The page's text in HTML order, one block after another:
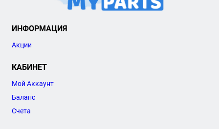
ИНФОРМАЦИЯ
Акции
КАБИНЕТ
Мой Аккаунт
Баланс
Счета